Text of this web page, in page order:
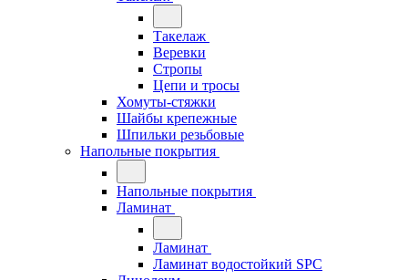
Такелаж
Веревки
Стропы
Цепи и тросы
Хомуты-стяжки
Шайбы крепежные
Шпильки резьбовые
Напольные покрытия
Напольные покрытия
Ламинат
Ламинат
Ламинат водостойкий SPC